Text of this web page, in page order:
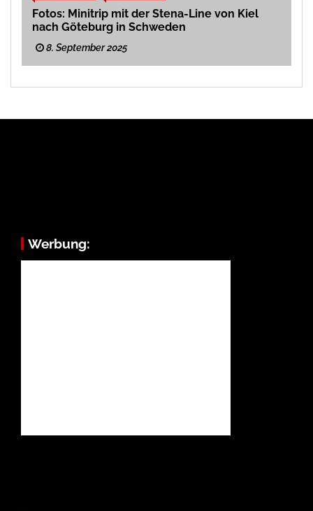
Fotos: Minitrip mit der Stena-Line von Kiel
nach Göteburg in Schweden
8. September 2025
Werbung: